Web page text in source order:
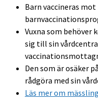
Barn vaccineras
Vuxna som behöver
sig till sin
Den som är osäker
rådgöra med sin
Läs mer om